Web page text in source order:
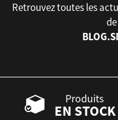
Retrouvez toutes les
Produits
EN STOCK